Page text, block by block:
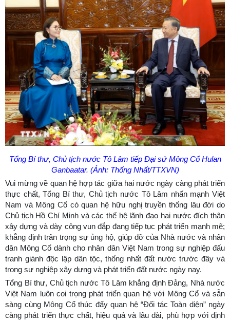
Tổng Bí thư, Chủ tịch nước Tô Lâm tiếp Đại sứ Mông Cổ Hulan
Ganbaatar. (Ảnh: Thống Nhất/TTXVN)
Vui mừng về quan hệ hợp tác giữa hai nước ngày càng phát triển
thực chất, Tổng Bí thư, Chủ tịch nước Tô Lâm nhấn mạnh Việt
Nam và Mông Cổ có quan hệ hữu nghị truyền thống lâu đời do
Chủ tịch Hồ Chí Minh và các thế hệ lãnh đạo hai nước đích thân
xây dựng và dày công vun đắp đang tiếp tục phát triển mạnh mẽ;
khẳng định trân trọng sự ủng hộ, giúp đỡ của Nhà nước và nhân
dân Mông Cổ dành cho nhân dân Việt Nam trong sự nghiệp đấu
tranh giành độc lập dân tộc, thống nhất đất nước trước đây và
trong sự nghiệp xây dựng và phát triển đất nước ngày nay.
Tổng Bí thư, Chủ tịch nước Tô Lâm khẳng định Đảng, Nhà nước
Việt Nam luôn coi trọng phát triển quan hệ với Mông Cổ và sẵn
sàng cùng Mông Cổ thúc đẩy quan hệ “Đối tác Toàn diện” ngày
càng phát triển thực chất, hiệu quả và lâu dài, phù hợp với định